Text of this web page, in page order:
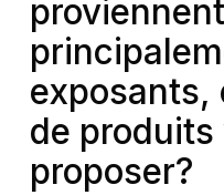
proviennent
exposants,
de
proposer?